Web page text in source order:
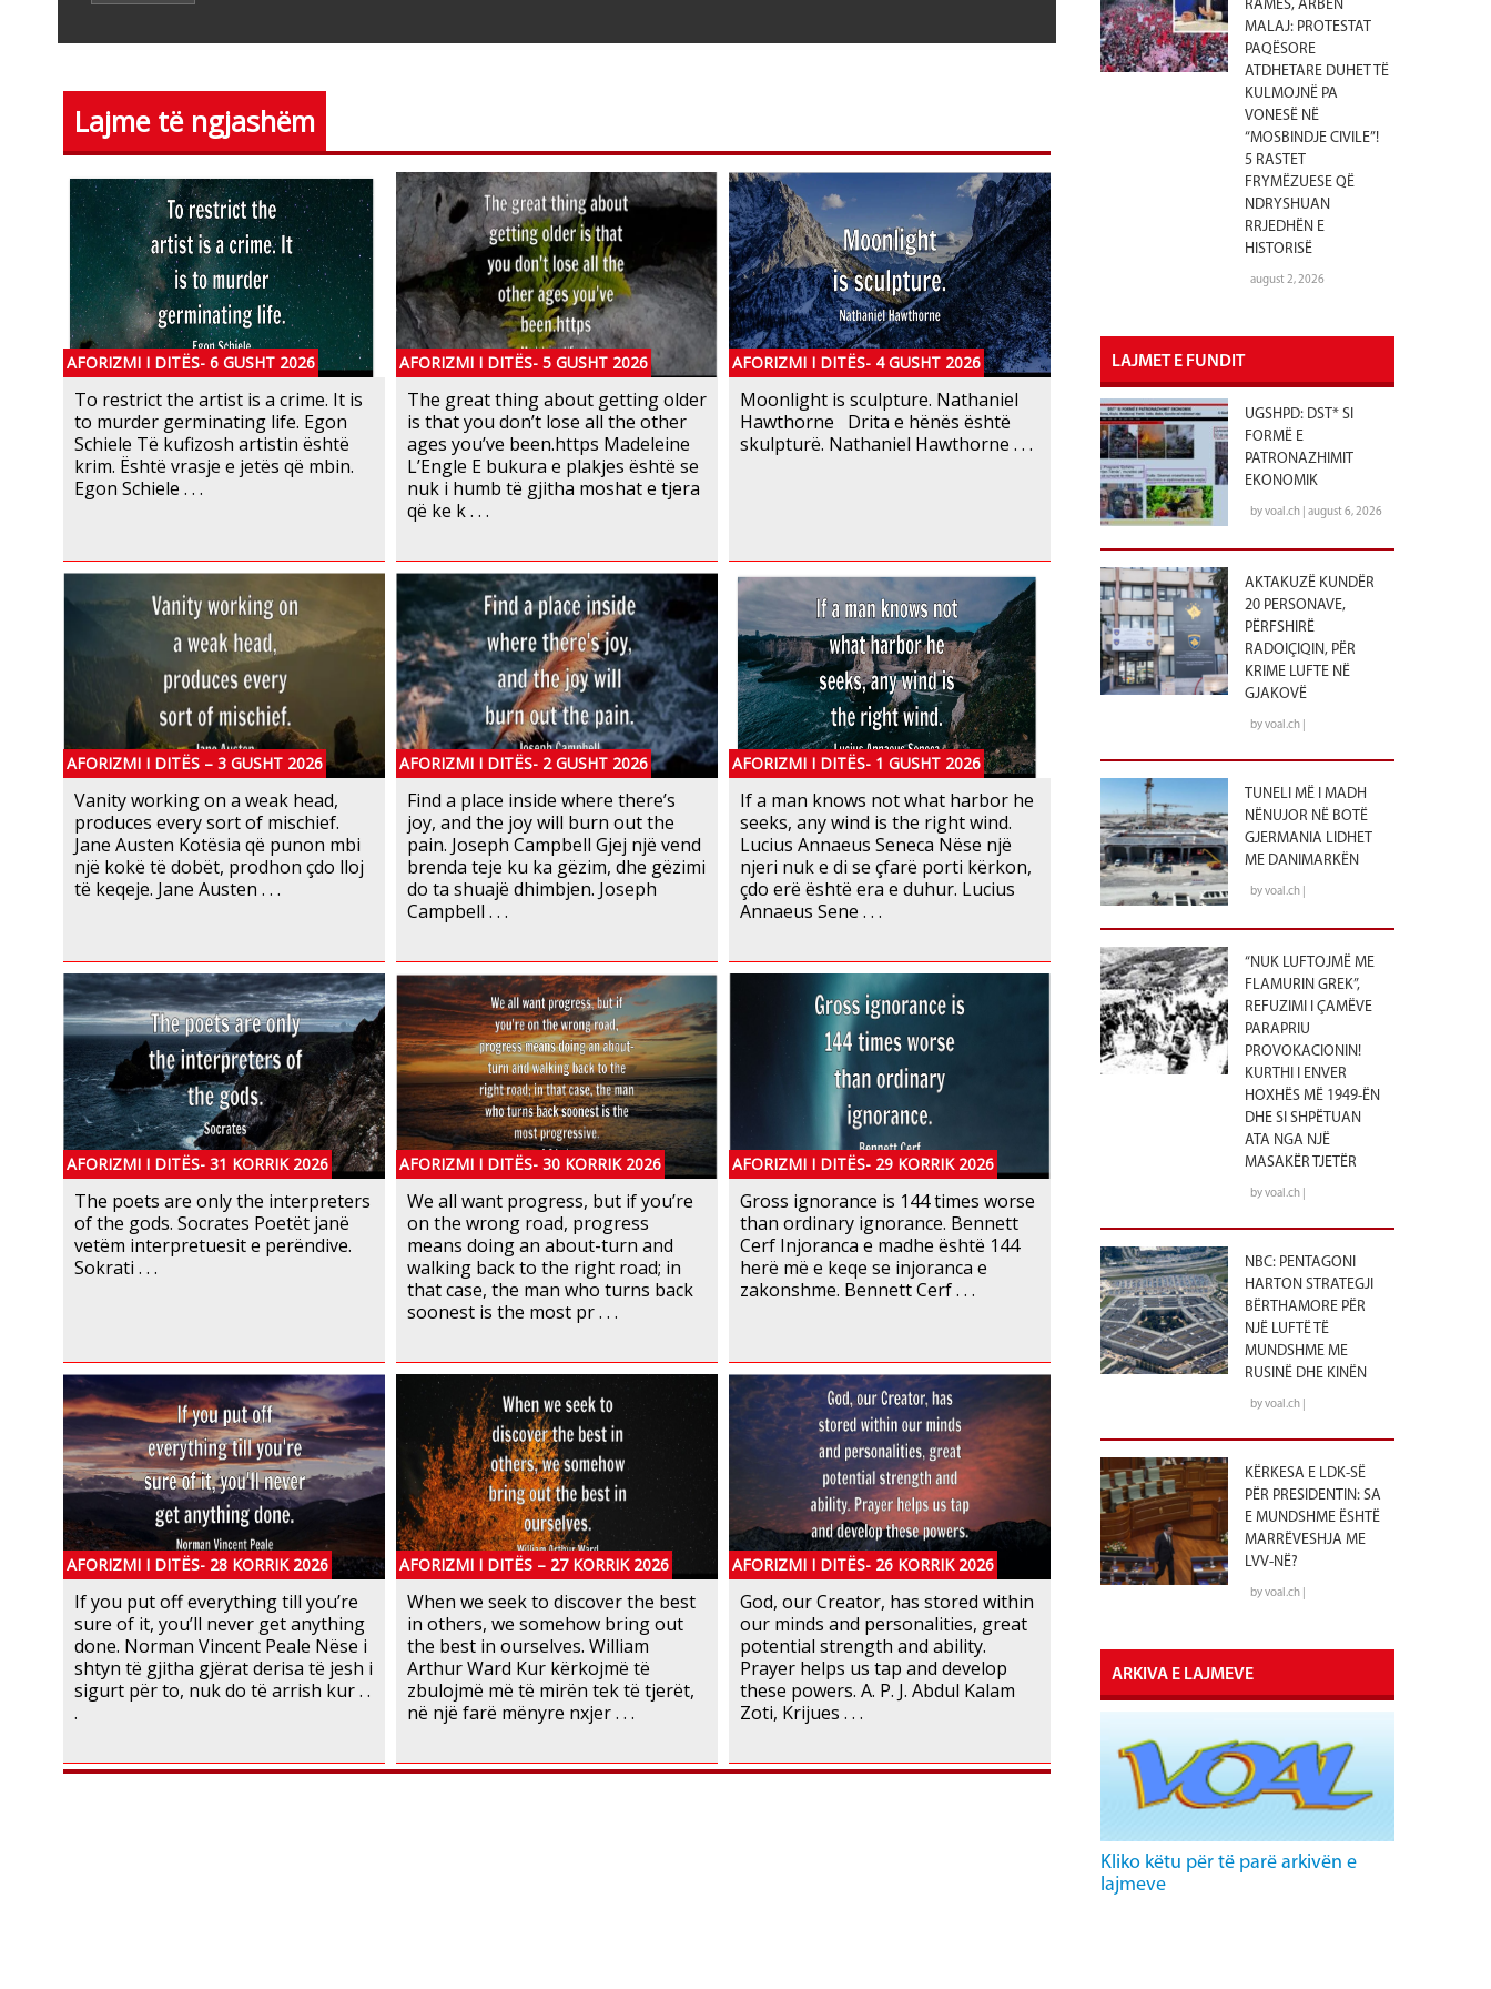
Lajme të ngjashëm
AFORIZMI I DITËS- 6 GUSHT 2026
To restrict the artist is a crime. It is
to murder germinating life. Egon
Schiele Të kufizosh artistin është
krim. Është vrasje e jetës që mbin.
Egon Schiele . . .
AFORIZMI I DITËS- 5 GUSHT 2026
The great thing about getting older
is that you don’t lose all the other
ages you’ve been.https Madeleine
L’Engle E bukura e plakjes është se
nuk i humb të gjitha moshat e tjera
që ke k . . .
AFORIZMI I DITËS- 4 GUSHT 2026
Moonlight is sculpture. Nathaniel
Hawthorne Drita e hënës është
skulpturë. Nathaniel Hawthorne . . .
AFORIZMI I DITËS – 3 GUSHT 2026
Vanity working on a weak head,
produces every sort of mischief.
Jane Austen Kotësia që punon mbi
një kokë të dobët, prodhon çdo lloj
të keqeje. Jane Austen . . .
AFORIZMI I DITËS- 2 GUSHT 2026
Find a place inside where there’s
joy, and the joy will burn out the
pain. Joseph Campbell Gjej një vend
brenda teje ku ka gëzim, dhe gëzimi
do ta shuajë dhimbjen. Joseph
Campbell . . .
AFORIZMI I DITËS- 1 GUSHT 2026
If a man knows not what harbor he
seeks, any wind is the right wind.
Lucius Annaeus Seneca Nëse një
njeri nuk e di se çfarë porti kërkon,
çdo erë është era e duhur. Lucius
Annaeus Sene . . .
AFORIZMI I DITËS- 31 KORRIK 2026
The poets are only the interpreters
of the gods. Socrates Poetët janë
vetëm interpretuesit e perëndive.
Sokrati . . .
AFORIZMI I DITËS- 30 KORRIK 2026
We all want progress, but if you’re
on the wrong road, progress
means doing an about-turn and
walking back to the right road; in
that case, the man who turns back
soonest is the most pr . . .
AFORIZMI I DITËS- 29 KORRIK 2026
Gross ignorance is 144 times worse
than ordinary ignorance. Bennett
Cerf Injoranca e madhe është 144
herë më e keqe se injoranca e
zakonshme. Bennett Cerf . . .
AFORIZMI I DITËS- 28 KORRIK 2026
If you put off everything till you’re
sure of it, you’ll never get anything
done. Norman Vincent Peale Nëse i
shtyn të gjitha gjërat derisa të jesh i
sigurt për to, nuk do të arrish kur . .
.
AFORIZMI I DITËS – 27 KORRIK 2026
When we seek to discover the best
in others, we somehow bring out
the best in ourselves. William
Arthur Ward Kur kërkojmë të
zbulojmë më të mirën tek të tjerët,
në një farë mënyre nxjer . . .
AFORIZMI I DITËS- 26 KORRIK 2026
God, our Creator, has stored within
our minds and personalities, great
potential strength and ability.
Prayer helps us tap and develop
these powers. A. P. J. Abdul Kalam
Zoti, Krijues . . .
RAMËS, ARBEN
MALAJ: PROTESTAT
PAQËSORE
ATDHETARE DUHET TË
KULMOJNË PA
VONESË NË
“MOSBINDJE CIVILE”!
5 RASTET
FRYMËZUESE QË
NDRYSHUAN
RRJEDHËN E
HISTORISË
august 2, 2026
LAJMET E FUNDIT
UGSHPD: DST* SI
FORMË E
PATRONAZHIMIT
EKONOMIK
by voal.ch | august 6, 2026
AKTAKUZË KUNDËR
20 PERSONAVE,
PËRFSHIRË
RADOIÇIQIN, PËR
KRIME LUFTE NË
GJAKOVË
by voal.ch |
TUNELI MË I MADH
NËNUJOR NË BOTË
GJERMANIA LIDHET
ME DANIMARKËN
by voal.ch |
“NUK LUFTOJMË ME
FLAMURIN GREK”,
REFUZIMI I ÇAMËVE
PARAPRIU
PROVOKACIONIN!
KURTHI I ENVER
HOXHËS MË 1949-ËN
DHE SI SHPËTUAN
ATA NGA NJË
MASAKËR TJETËR
by voal.ch |
NBC: PENTAGONI
HARTON STRATEGJI
BËRTHAMORE PËR
NJË LUFTË TË
MUNDSHME ME
RUSINË DHE KINËN
by voal.ch |
KËRKESA E LDK-SË
PËR PRESIDENTIN: SA
E MUNDSHME ËSHTË
MARRËVESHJA ME
LVV-NË?
by voal.ch |
ARKIVA E LAJMEVE
Kliko këtu për të parë arkivën e
lajmeve